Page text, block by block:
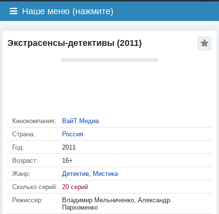
Наше меню (нажмите)
Экстрасенсы-детективы (2011)
Кинокомпания:
ВайТ Медиа
Страна:
Россия
Год:
2011
Возраст:
16+
Жанр:
Детектив, Мистика
Сколько серий:
20 серий
Режиссер:
Владимир Мельниченко, Александр
Пархоменко